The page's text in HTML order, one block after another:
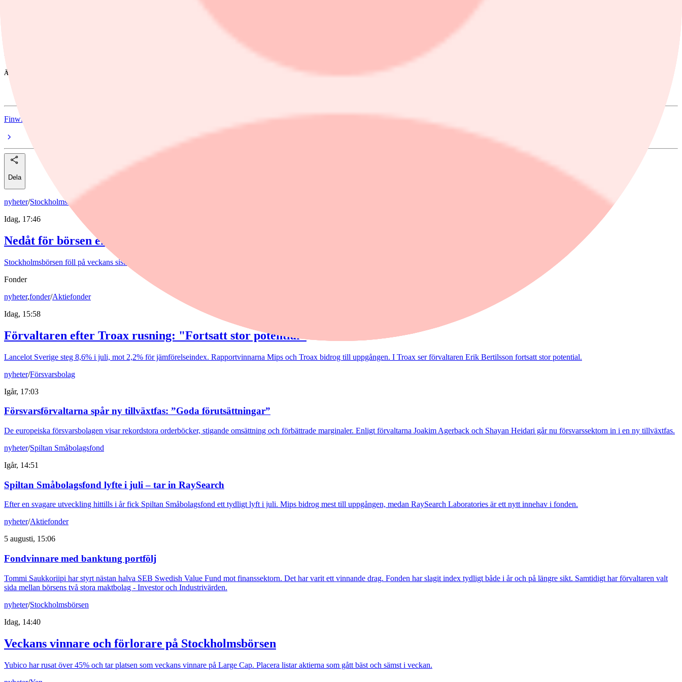
Johan Andersson kommer att leda IR-teamet och vara baserad på Saabs huvudkontor i Stockholm. Den nuvarande IR-chefen Merton Kaplan, kommer att tillträda en tjänst inom koncernens enhet för förvärv och
Ämnen i artikeln
Saab
Finwire
Dela
nyheter/Stockholmsbörsen
Idag, 17:46
Nedåt för börsen efter blandad rapportvecka
Stockholmsbörsen föll på veckans sista dag.
Fonder
nyheter,fonder/Aktiefonder
Idag, 15:58
Förvaltaren efter Troax rusning: "Fortsatt stor potential"
Lancelot Sverige steg 8,6% i juli, mot 2,2% för jämförelseindex. Rapportvinnarna Mips och Troax bidrog till uppgången. I Troax ser förvaltaren Erik Bertilsson fortsatt stor potential.
nyheter/Försvarsbolag
Igår, 17:03
Försvarsförvaltarna spår ny tillväxtfas: ”Goda förutsättningar”
De europeiska försvarsbolagen visar rekordstora orderböcker, stigande omsättning och förbättrade marginaler. Enligt förvaltarna Joakim Agerback och Shayan Heidari går nu försvarssektorn in i en ny tillväxtfas.
nyheter/Spiltan Småbolagsfond
Igår, 14:51
Spiltan Småbolagsfond lyfte i juli – tar in RaySearch
Efter en svagare utveckling hittills i år fick Spiltan Småbolagsfond ett tydligt lyft i juli. Mips bidrog mest till uppgången, medan RaySearch Laboratories är ett nytt innehav i fonden.
nyheter/Aktiefonder
5 augusti, 15:06
Fondvinnare med banktung portfölj
Tommi Saukkoriipi har styrt nästan halva SEB Swedish Value Fund mot finanssektorn. Det har varit ett vinnande drag. Fonden har slagit index tydligt både i år och på längre sikt. Samtidigt har förvaltaren valt
sida mellan börsens två stora maktbolag - Investor och Industrivärden.
nyheter/Stockholmsbörsen
Idag, 14:40
Veckans vinnare och förlorare på Stockholmsbörsen
Yubico har rusat över 45% och tar platsen som veckans vinnare på Large Cap. Placera listar aktierna som gått bäst och sämst i veckan.